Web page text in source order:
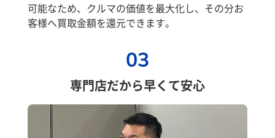
可能なため、クルマの価値を最大化し、その分お
客様へ買取金額を還元できます。
03
専門店だから早くて安心